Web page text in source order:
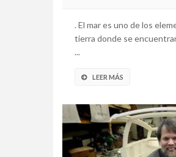
. El mar es uno de los
tierra donde se
...
LEER MÁS